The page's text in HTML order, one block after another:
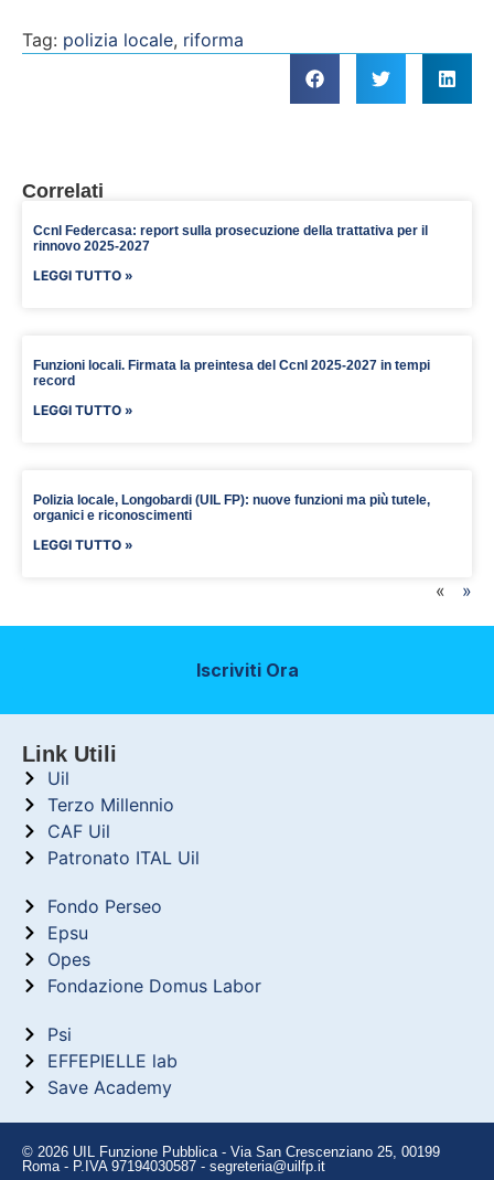
Tag: polizia locale, riforma
Correlati
Ccnl Federcasa: report sulla prosecuzione della trattativa per il
rinnovo 2025-2027
LEGGI TUTTO »
Funzioni locali. Firmata la preintesa del Ccnl 2025-2027 in tempi
record
LEGGI TUTTO »
Polizia locale, Longobardi (UIL FP): nuove funzioni ma più tutele,
organici e riconoscimenti
LEGGI TUTTO »
« »
Iscriviti Ora
Link Utili
Uil
Terzo Millennio
CAF Uil
Patronato ITAL Uil
Fondo Perseo
Epsu
Opes
Fondazione Domus Labor
Psi
EFFEPIELLE lab
Save Academy
© 2026 UIL Funzione Pubblica - Via San Crescenziano 25, 00199
Roma - P.IVA 97194030587 - segreteria@uilfp.it